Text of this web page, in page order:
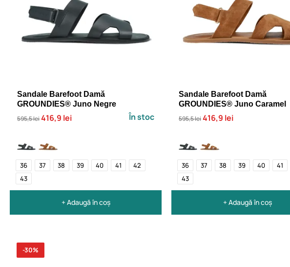
Sandale Barefoot Damă
GROUNDIES® Juno Negre
595,5 lei416,9 lei În stoc
36 37 38 39 40 41
42
43
+ Adaugă în coș
Sandale Barefoot Damă
GROUNDIES® Juno Caramel
595,5 lei416,9 lei
36 37 38 39 40 41
43
+ Adaugă în coș
-30%